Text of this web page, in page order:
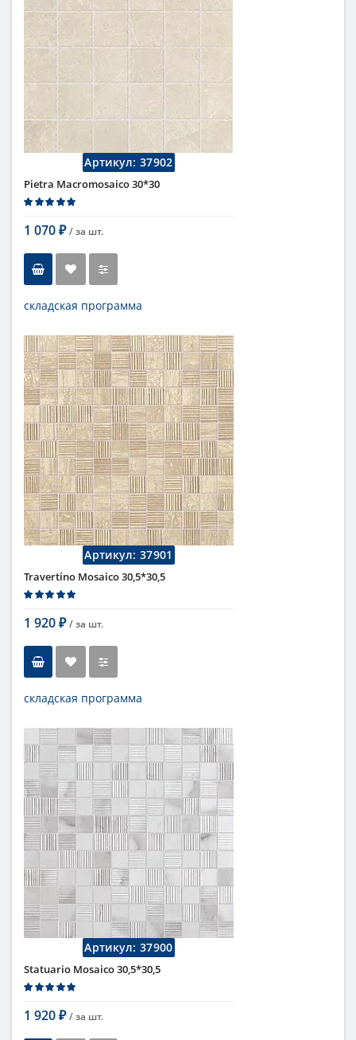
Цвет кремовый, светлый
Страна
Италия
Поверхность
матовая
Коллекция
Fap Ceramiche
Артикул:37902
Pietra Macromosaico 30*30
1 070 ₽ / за шт.
складская программа
Длина
30 см
Высота
30 см
Цвет
бежевый,светлый
Страна
Италия
Поверхность
матовая
Коллекция
Fap Ceramiche
Артикул:37901
Travertino Mosaico 30,5*30,5
1 920 ₽ / за шт.
складская программа
Длина
30,5 см
Высота
30,5 см
Цвет
бежевый, светлый
Страна
Италия
Поверхность
матовая
Коллекция
Fap Ceramiche
Артикул:37900
Statuario Mosaico 30,5*30,5
1 920 ₽ / за шт.